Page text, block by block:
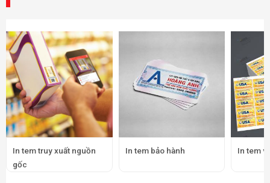
In tem truy xuất nguồn
gốc
In tem bảo hành In tem